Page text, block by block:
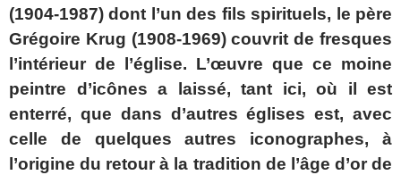
(1904-1987) dont l’un des fils spirituels, le père
Grégoire Krug (1908-1969) couvrit de fresques
l’intérieur de l’église. L’œuvre que ce moine
peintre d’icônes a laissé, tant ici, où il est
enterré, que dans d’autres églises est, avec
celle de quelques autres iconographes, à
l’origine du retour à la tradition de l’âge d’or de